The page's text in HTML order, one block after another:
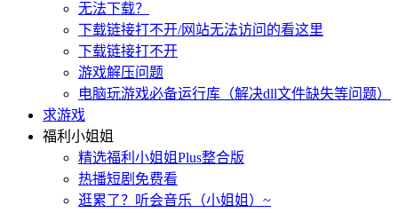
无法下载？
下载链接打不开/网站无法访问的看这里
下载链接打不开
游戏解压问题
电脑玩游戏必备运行库（解决dll文件缺失等问题）
求游戏
福利小姐姐
精选福利小姐姐Plus整合版
热播短剧免费看
逛累了？听会音乐（小姐姐）~